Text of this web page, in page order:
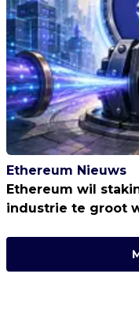
Ethereum Nieuws
Ethereum wil
industrie te groot